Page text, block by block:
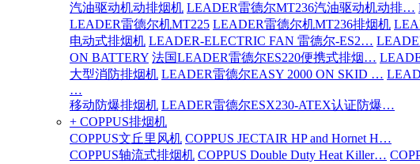
汽油驱动机动排烟机 LEADER雷德尔MT236汽油驱动机动排…
LEADER雷德尔机MT225 LEADER雷德尔机MT236排烟机
电动式排烟机 LEADER-ELECTRIC FAN 雷德尔-ES2…
ON BATTERY 法国LEADER雷德尔ES220便携式排烟…
大型消防排烟机 LEADER雷德尔EASY 2000 ON SKID …
…
移动防爆排烟机 LEADER雷德尔ESX230-ATEX认证防爆…
+ COPPUS排烟机
COPPUS文丘里风机 COPPUS JECTAIR HP and Hornet H…
COPPUS轴流式排烟机 COPPUS Double Duty Heat Killer…